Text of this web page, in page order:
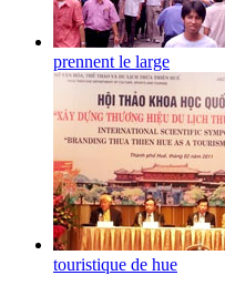
prennent le large
touristique de hue